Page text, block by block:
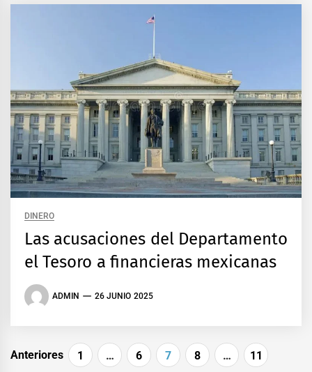
DINERO
Las acusaciones del Departamento
el Tesoro a financieras mexicanas
ADMIN 26 JUNIO 2025
Paginación
Anteriores 1 … 6 7 8 … 11